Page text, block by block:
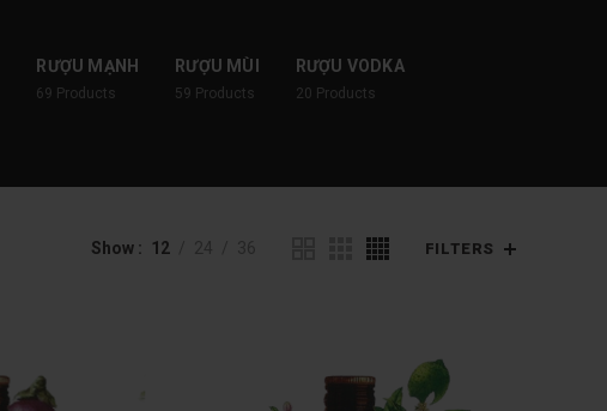
RƯỢU MẠNH
69 Products
RƯỢU MÙI
59 Products
RƯỢU VODKA
20 Products
Show 12 FILTERS